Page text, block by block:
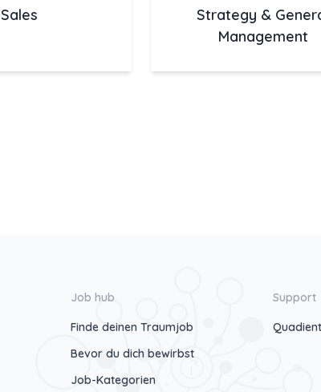
Sales
Strategy &
Management
Job hub
Finde deinen Traumjob
Bevor du dich bewirbst
Job-Kategorien
Support